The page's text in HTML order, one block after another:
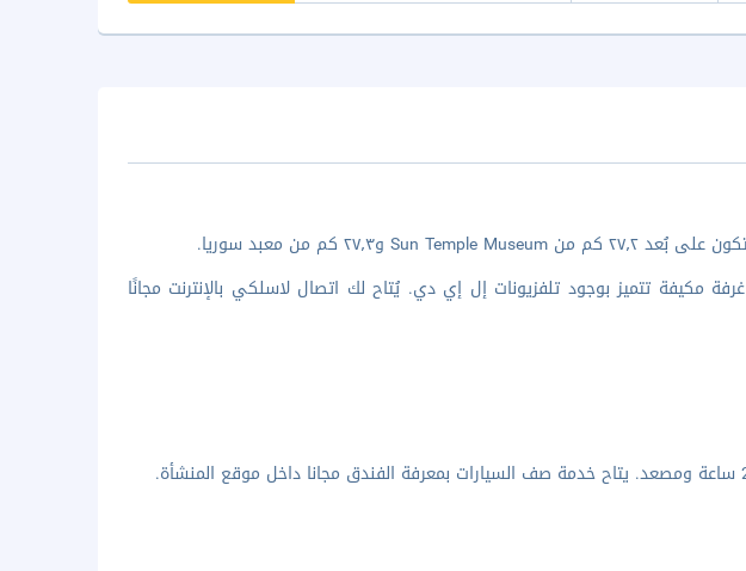
اشعر وكأنك في بيتك بالإقامة في واحدة من 16 غرفة مكيفة تتميز بوجود تلفزيونات إل إي دي. يُتاح لك اتصال لاسلكي بالإنترنت مجانًا